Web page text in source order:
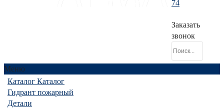
74
Заказать
звонок
Меню
Каталог Каталог
Гидрант пожарный
Детали